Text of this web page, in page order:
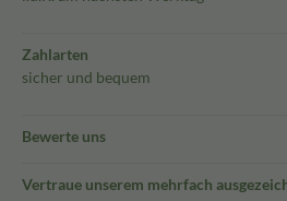
Zahlarten
sicher und bequem
Bewerte uns
Vertraue unserem mehrfach